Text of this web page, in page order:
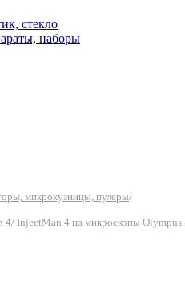
стекло
наборы
микрокузницы, пулеры/
4/ InjectMan 4 на микроскопы Olympus